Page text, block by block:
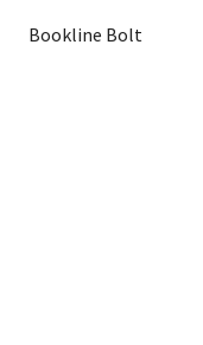
Bookline Bolt